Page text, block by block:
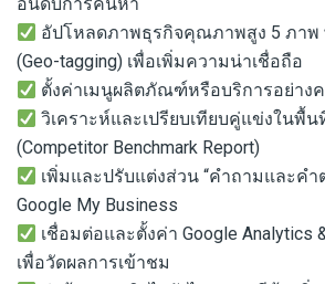
อัปโหลดภาพธุรกิจคุณภาพสูง 5 ภาพ
(Geo-tagging) เพื่อเพิ่มความน่าเชื่อถือ
ตั้งค่าเมนูผลิตภัณฑ์หรือบริการอย่าง
วิเคราะห์และเปรียบเทียบคู่แข่งในพื้น
(Competitor Benchmark Report)
เพิ่มและปรับแต่งส่วน “คำถามและคำ
Google My Business
เชื่อมต่อและตั้งค่า Google Analytics
เพื่อวัดผลการเข้าชม